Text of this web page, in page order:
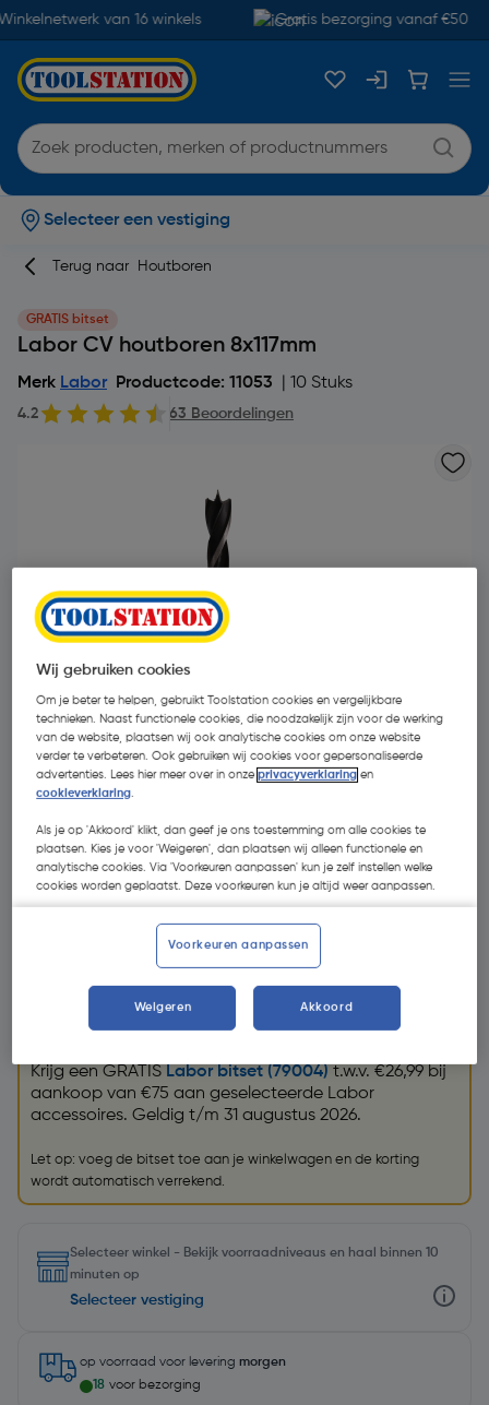
van 16 winkels Gratis bezorging vanaf €50
Selecteer een vestiging
Terug naar Houtboren
GRATIS bitset
Labor CV houtboren 8x117mm
Merk Labor Productcode: 11053 | 10 Stuks
4.2 63 Beoordelingen
€ 5,74| Excl. btw € 4,74
Krijg een GRATIS Labor bitset (79004) t.w.v. €26,99 bij
aankoop van €75 aan geselecteerde Labor
accessoires. Geldig t/m 31 augustus 2026.
Let op: voeg de bitset toe aan je winkelwagen en de korting
wordt automatisch verrekend.
Selecteer winkel - Bekijk voorraadniveaus en haal binnen 10
minuten op
Selecteer vestiging
op voorraad voor levering morgen
18 voor bezorging
Wij gebruiken cookies
Om je beter te helpen, gebruikt Toolstation cookies en vergelijkbare
technieken. Naast functionele cookies, die noodzakelijk zijn voor de werking
van de website, plaatsen wij ook analytische cookies om onze website
verder te verbeteren. Ook gebruiken wij cookies voor gepersonaliseerde
advertenties. Lees hier meer over in onzeprivacyverklaring en
cookieverklaring.
Als je op 'Akkoord' klikt, dan geef je ons toestemming om alle cookies te
plaatsen. Kies je voor 'Weigeren', dan plaatsen wij alleen functionele en
analytische cookies. Via 'Voorkeuren aanpassen' kun je zelf instellen welke
cookies worden geplaatst. Deze voorkeuren kun je altijd weer aanpassen.
Voorkeuren aanpassen
Weigeren Akkoord